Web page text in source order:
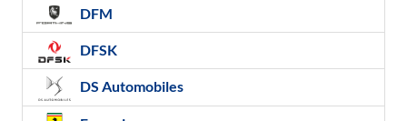
DFM
DFSK
DS Automobiles